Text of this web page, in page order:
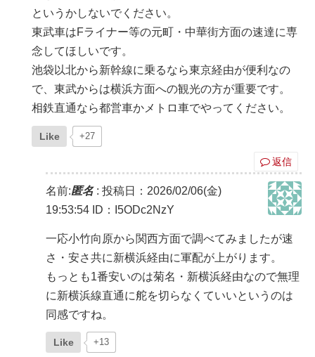
というかしないでください。
東武車はFライナー等の元町・中華街方面の速達に専
念してほしいです。
池袋以北から新幹線に乗るなら東京経由が便利なの
で、東武からは横浜方面への観光の方が重要です。
相鉄直通なら都営車かメトロ車でやってください。
Like +27
返信
名前:匿名: 投稿日：2026/02/06(金)
19:53:54 ID：I5ODc2NzY
一応小竹向原から関西方面で調べてみましたが速
さ・安さ共に新横浜経由に軍配が上がります。
もっとも1番安いのは菊名・新横浜経由なので無理
に新横浜線直通に舵を切らなくていいというのは
同感ですね。
Like +13